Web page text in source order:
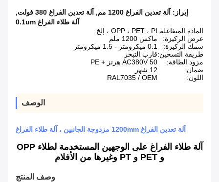
إبراز: آلة تعدين الفراغ 1200 مم , آلة تعدين الفراغ 380 فولت
,
آلة طلاء الفراغ 0.1um
المادة المتفاعلة:OPP ، PET ، PI ، إلخ.
عرض الركيزة:
ماكس 1200 ملم
سمك الركيزة:
0.1 ميكرومتر - 1.5 ميكرومتر
طريقة التسخين:قارب التبخر
مزود الطاقة:
AC380V 50 هرتز + PE
ضمان:
12 شهر
اللون:
RAL7035 / OEM
الوصف
آلة تعدين الفراغ 1200mm مزدوجة الجانبين ، آلة طلاء الفراغ
آلة طلاء الفراغ على الوجهين المستخدمة لطلاء OPP
و PET و PT وغيرها من الأفلام
وصف المنتج